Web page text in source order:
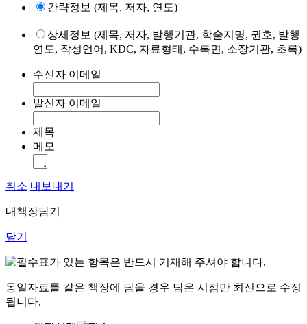
간략정보 (제목, 저자, 연도)
상세정보 (제목, 저자, 발행기관, 학술지명, 권호, 발행
연도, 작성언어, KDC, 자료형태, 수록면, 소장기관, 초록)
수신자 이메일
발신자 이메일
제목
메모
취소 내보내기
내책장담기
닫기
표가 있는 항목은 반드시 기재해 주셔야 합니다.
동일자료를 같은 책장에 담을 경우 담은 시점만 최신으로 수정
됩니다.